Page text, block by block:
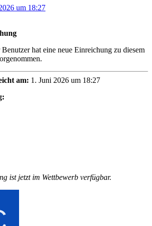
um 18:27
hat eine neue Einreichung zu diesem
am: 1. Juni 2026 um 18:27
ist jetzt im Wettbewerb verfügbar.